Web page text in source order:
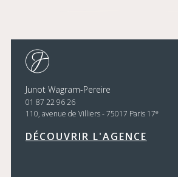
Junot Wagram-Pereire
01 87 22 96 26
110, avenue de Villiers - 75017 Paris 17e
DÉCOUVRIR L'AGENCE